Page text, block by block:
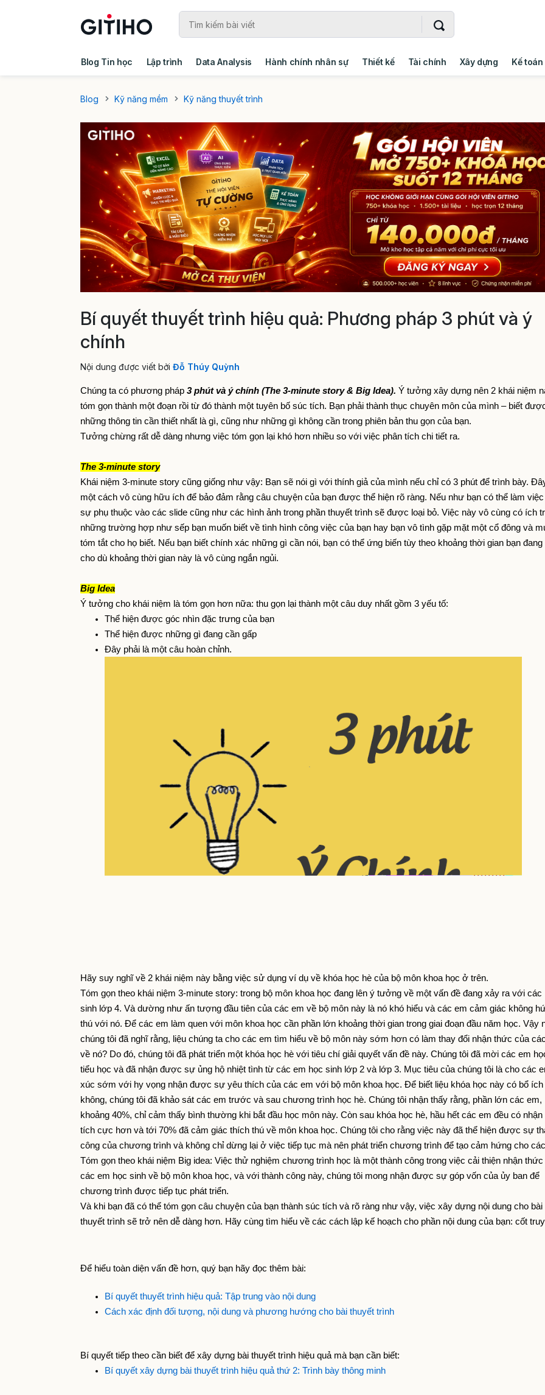
Blog Tin học Lập trình Data Analysis Hành chính nhân sự Thiết kế Tài chính Xây dựng Kế toán
Blog
Kỹ năng mềm Kỹ năng thuyết trình
Bí quyết thuyết trình hiệu quả: Phương pháp 3 phút và ý
chính
Nội dung được viết bởi Đỗ Thúy Quỳnh
Chúng ta có phương pháp 3 phút và ý chính (The 3‐minute story & Big Idea). Ý tưởng xây dựng nên 2 khái niệm
tóm gọn thành một đoạn rồi từ đó thành một tuyên bố súc tích. Bạn phải thành thục chuyên môn của mình – biết
những thông tin cần thiết nhất là gì, cũng như những gì không cần trong phiên bản thu gọn của bạn.
Tưởng chừng rất dễ dàng nhưng việc tóm gọn lại khó hơn nhiều so với việc phân tích chi tiết ra.
The 3‐minute story
Khái niệm 3-minute story cũng giống như vậy: Bạn sẽ nói gì với thính giả của mình nếu chỉ có 3 phút để trình bày.
một cách vô cùng hữu ích để bảo đảm rằng câu chuyện của bạn được thể hiện rõ ràng. Nếu như bạn có thể làm việc
sự phụ thuộc vào các slide cũng như các hình ảnh trong phần thuyết trình sẽ được loại bỏ. Việc này vô cùng có ích
những trường hợp như sếp bạn muốn biết về tình hình công việc của bạn hay bạn vô tình gặp mặt một cổ đông và
tóm tắt cho họ biết. Nếu bạn biết chính xác những gì cần nói, bạn có thể ứng biến tùy theo khoảng thời gian bạn đang
cho dù khoảng thời gian này là vô cùng ngắn ngủi.
Big Idea
Ý tưởng cho khái niệm là tóm gọn hơn nữa: thu gọn lại thành một câu duy nhất gồm 3 yếu tố:
Thể hiện được góc nhìn đặc trưng của bạn
Thể hiện được những gì đang cần gấp
Đây phải là một câu hoàn chỉnh.
Hãy suy nghĩ về 2 khái niệm này bằng việc sử dụng ví dụ về khóa học hè của bộ môn khoa học ở trên.
Tóm gọn theo khái niệm 3-minute story: trong bộ môn khoa học đang lên ý tưởng về một vấn đề đang xảy ra với các
sinh lớp 4. Và dường như ấn tượng đầu tiên của các em về bộ môn này là nó khó hiểu và các em cảm giác không
thú với nó. Để các em làm quen với môn khoa học cần phần lớn khoảng thời gian trong giai đoạn đầu năm học. Vậy
chúng tôi đã nghĩ rằng, liệu chúng ta cho các em tìm hiểu về bộ môn này sớm hơn có làm thay đổi nhận thức của
về nó? Do đó, chúng tôi đã phát triển một khóa học hè với tiêu chí giải quyết vấn đề này. Chúng tôi đã mời các em
tiểu học và đã nhận được sự ủng hộ nhiệt tình từ các em học sinh lớp 2 và lớp 3. Mục tiêu của chúng tôi là cho các
xúc sớm với hy vọng nhận được sự yêu thích của các em với bộ môn khoa học. Để biết liệu khóa học này có bổ ích
không, chúng tôi đã khảo sát các em trước và sau chương trình học hè. Chúng tôi nhận thấy rằng, phần lớn các em,
khoảng 40%, chỉ cảm thấy bình thường khi bắt đầu học môn này. Còn sau khóa học hè, hầu hết các em đều có
tích cực hơn và tới 70% đã cảm giác thích thú về môn khoa học. Chúng tôi cho rằng việc này đã thể hiện được sự
công của chương trình và không chỉ dừng lại ở việc tiếp tục mà nên phát triển chương trình để tạo cảm hứng cho
Tóm gọn theo khái niệm Big idea: Việc thử nghiệm chương trình học là một thành công trong việc cải thiện nhận thức
các em học sinh về bộ môn khoa học, và với thành công này, chúng tôi mong nhận được sự góp vốn của ủy ban để
chương trình được tiếp tục phát triển.
Và khi bạn đã có thể tóm gọn câu chuyện của bạn thành súc tích và rõ ràng như vậy, việc xây dựng nội dung cho bài
thuyết trình sẽ trở nên dễ dàng hơn. Hãy cùng tìm hiểu về các cách lập kế hoạch cho phần nội dung của bạn: cốt
Để hiểu toàn diện vấn đề hơn, quý bạn hãy đọc thêm bài:
Bí quyết thuyết trình hiệu quả: Tập trung vào nội dung
Cách xác định đối tượng, nội dung và phương hướng cho bài thuyết trình
Bí quyết tiếp theo cần biết để xây dựng bài thuyết trình hiệu quả mà bạn cần biết:
Bí quyết xây dựng bài thuyết trình hiệu quả thứ 2: Trình bày thông minh